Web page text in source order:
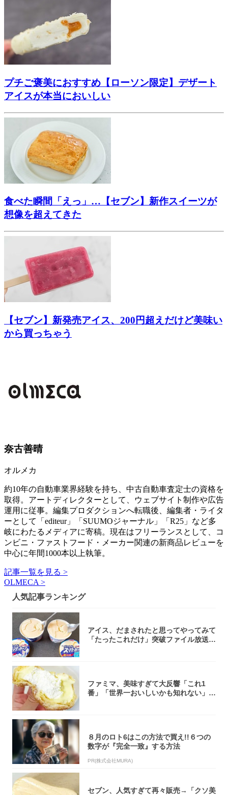
プチご褒美におすすめ【ローソン限定】デザート
アイスが本当においしい
食べた瞬間「えっ」…【セブン】新作スイーツが
想像を超えてきた
【セブン】新発売アイス、200円超えだけど美味い
から買っちゃう
奈古善晴
オルメカ
約10年の自動車業界経験を持ち、中古自動車査定士の資格を
取得。アートディレクターとして、ウェブサイト制作や広告
運用に従事。編集プロダクションへ転職後、編集者・ライタ
ーとして「editeur」「SUUMOジャーナル」「R25」など多
岐にわたるメディアに寄稿。現在はフリーランスとして、コ
ンビニ・ファストフード・メーカー関連の新商品レビューを
中心に年間1000本以上執筆。
記事一覧を見る >
OLMECA >
人気記事ランキング
アイス、だまされたと思ってやってみて
「たったこれだけ」突破ファイル放送で
ファミマ、美味すぎて大反響「これ1
番」「世界一おいしいかも知れない」
８月のロト6はこの方法で買え!!６つの
数字が『完全一致』する方法
PR(株式会社MURA)
セブン、人気すぎて再々販売→「クソ美